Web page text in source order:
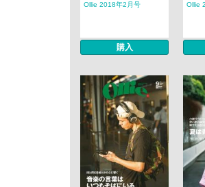
Ollie 2018年2月号
購入
Ollie